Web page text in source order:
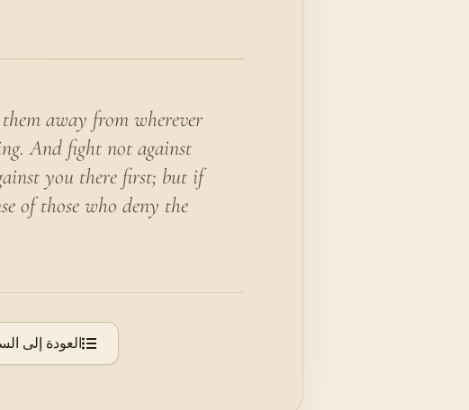
away from wherever
And fight not against
you there first; but if
of those who deny the
العودة إلى